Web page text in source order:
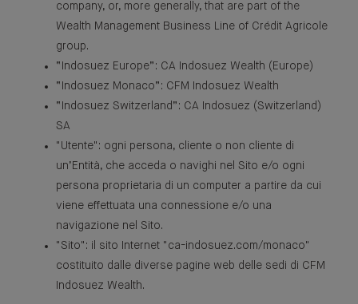
company, or, more generally, that are part of the
Wealth Management Business Line of Crédit Agricole
group.
“Indosuez Europe”: CA Indosuez Wealth (Europe)
“Indosuez Monaco”: CFM Indosuez Wealth
“Indosuez Switzerland”: CA Indosuez (Switzerland)
SA
"Utente": ogni persona, cliente o non cliente di
un’Entità, che acceda o navighi nel Sito e/o ogni
persona proprietaria di un computer a partire da cui
viene effettuata una connessione e/o una
navigazione nel Sito.
"Sito": il sito Internet "ca-indosuez.com/monaco"
costituito dalle diverse pagine web delle sedi di CFM
Indosuez Wealth.